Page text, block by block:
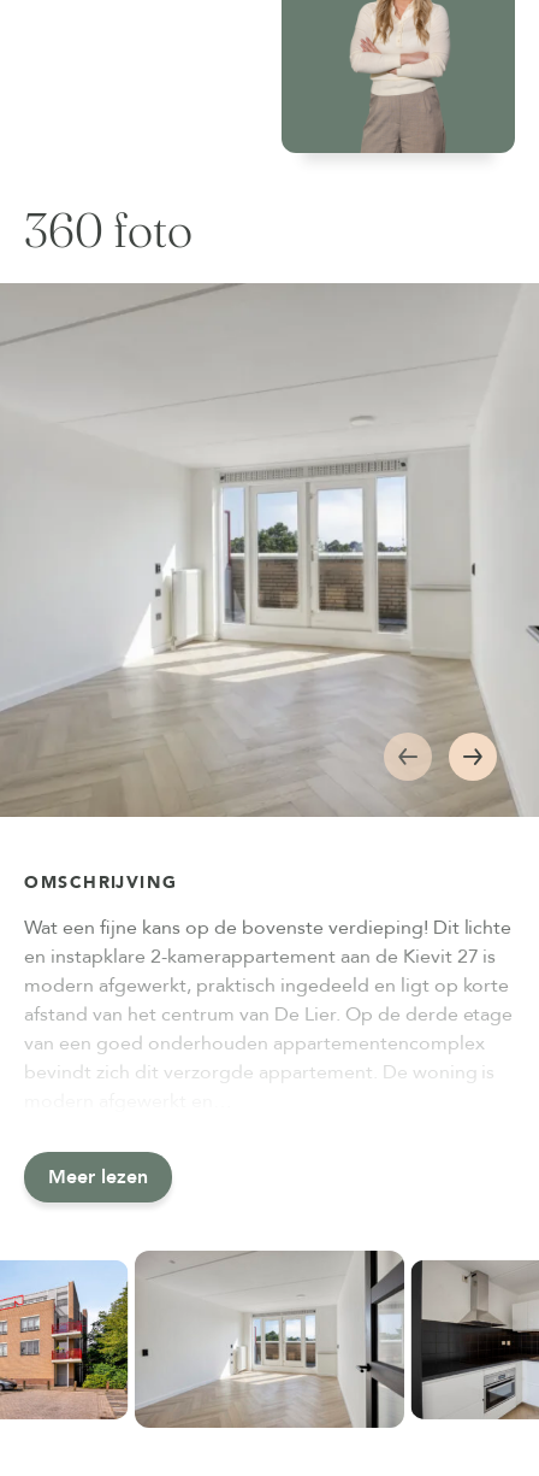
360 foto
OMSCHRIJVING
Wat een fijne kans op de bovenste verdieping! Dit lichte
en instapklare 2-kamerappartement aan de Kievit 27 is
modern afgewerkt, praktisch ingedeeld en ligt op korte
afstand van het centrum van De Lier. Op de derde etage
van een goed onderhouden appartementencomplex
bevindt zich dit verzorgde appartement. De woning is
Meer lezen